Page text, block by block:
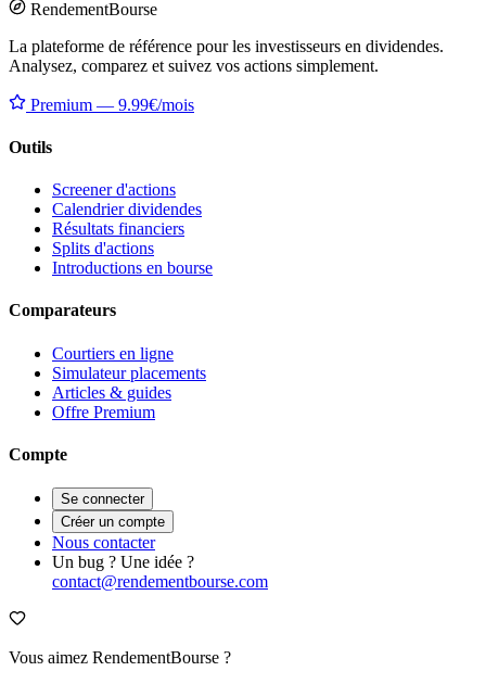
RendementBourse
La plateforme de référence pour les investisseurs en dividendes.
Analysez, comparez et suivez vos actions simplement.
Premium — 9.99€/mois
Outils
Screener d'actions
Calendrier dividendes
Résultats financiers
Splits d'actions
Introductions en bourse
Comparateurs
Courtiers en ligne
Simulateur placements
Articles & guides
Offre Premium
Compte
Se connecter
Créer un compte
Nous contacter
Un bug ? Une idée ?
contact@rendementbourse.com
Vous aimez RendementBourse ?